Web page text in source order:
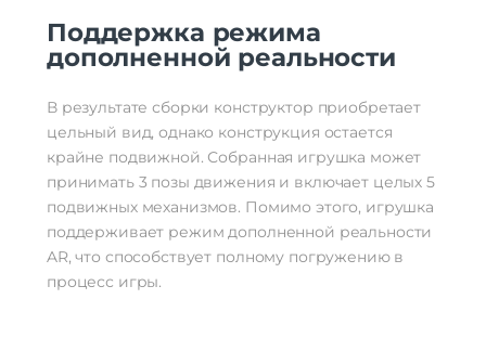
Поддержка режима
дополненной реальности
В результате сборки конструктор приобретает
цельный вид, однако конструкция остается
крайне подвижной. Собранная игрушка может
принимать 3 позы движения и включает целых 5
подвижных механизмов. Помимо этого, игрушка
поддерживает режим дополненной реальности
AR, что способствует полному погружению в
процесс игры.